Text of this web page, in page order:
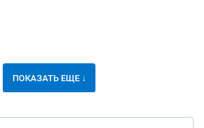
ПОКАЗАТЬ ЕЩЕ ↓